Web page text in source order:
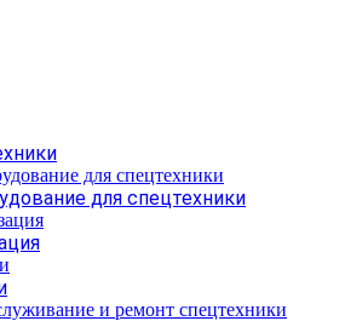
для спецтехники